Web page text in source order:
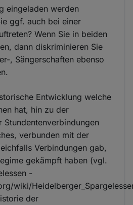
eingeladen werden
ggf. auch bei einer
Wenn Sie in beiden
dann diskriminieren Sie
, Sängerschaften ebenso
Entwicklung welche
hat, hin zu der
Stundentenverbindungen
verbunden mit der
Verbindungen gab,
gekämpft haben (vgl.
-
wiki/
der